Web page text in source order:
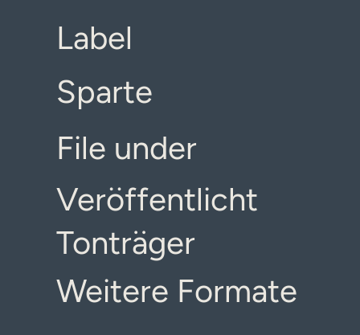
Label
Sparte
File under
Veröffentlicht
Tonträger
Weitere Formate